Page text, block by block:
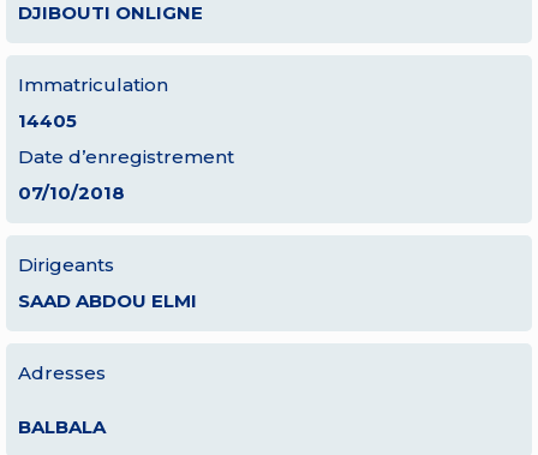
DJIBOUTI ONLIGNE
Immatriculation
14405
Date d’enregistrement
07/10/2018
Dirigeants
SAAD ABDOU ELMI
Adresses
BALBALA